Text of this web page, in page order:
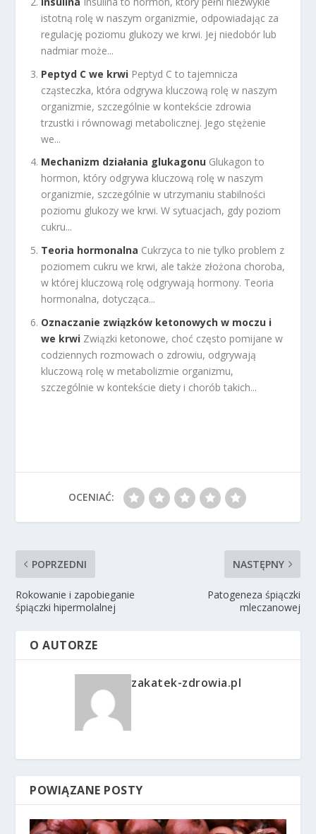
istotną rolę w naszym organizmie, odpowiadając za
regulację poziomu glukozy we krwi. Jej niedobór lub
nadmiar może...
Peptyd C we krwi Peptyd C to tajemnicza
cząsteczka, która odgrywa kluczową rolę w naszym
organizmie, szczególnie w kontekście zdrowia
trzustki i równowagi metabolicznej. Jego stężenie
we...
Mechanizm działania glukagonu Glukagon to
hormon, który odgrywa kluczową rolę w naszym
organizmie, szczególnie w utrzymaniu stabilności
poziomu glukozy we krwi. W sytuacjach, gdy poziom
cukru...
Teoria hormonalna Cukrzyca to nie tylko problem z
poziomem cukru we krwi, ale także złożona choroba,
w której kluczową rolę odgrywają hormony. Teoria
hormonalna, dotycząca...
Oznaczanie związków ketonowych w moczu i
we krwi Związki ketonowe, choć często pomijane w
codziennych rozmowach o zdrowiu, odgrywają
kluczową rolę w metabolizmie organizmu,
szczególnie w kontekście diety i chorób takich...
OCENIAĆ:
POPRZEDNI
Rokowanie i zapobieganie
śpiączki hipermolalnej
NASTĘPNY
Patogeneza śpiączki
mleczanowej
O AUTORZE
zakatek-zdrowia.pl
POWIĄZANE POSTY